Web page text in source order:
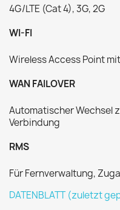
4G/LTE (Cat 4), 3G, 2G
WI-FI
Wireless Access Point
WAN FAILOVER
Automatischer Wechsel
Verbindung
RMS
Für Fernverwaltung,
DATENBLATT (zuletzt